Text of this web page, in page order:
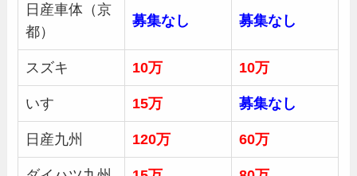
日産車体（京
都）
募集なし 募集なし
スズキ 10万 10万
いすゞ 15万 募集なし
日産九州 120万 60万